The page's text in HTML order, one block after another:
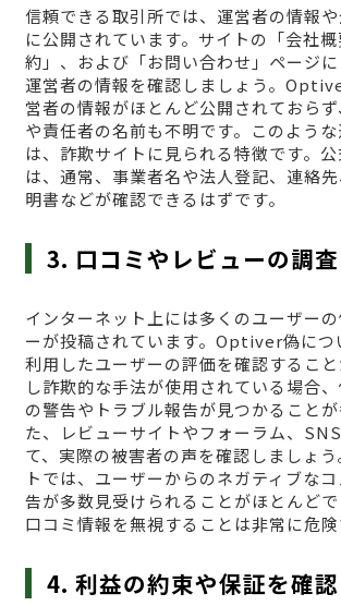
信頼できる取引所では、運営者の情報
に公開されています。サイトの「会社
約」、および「お問い合わせ」ページに
運営者の情報を確認しましょう。
営者の情報がほとんど公開されておら
や責任者の名前も不明です。このよう
は、詐欺サイトに見られる特徴です。
は、通常、事業者名や法人登記、連絡
明書などが確認できるはずです。
3. 口コミやレビューの調査
インターネット上には多くのユーザー
ーが投稿されています。Optiver偽につ
利用したユーザーの評価を確認するこ
し詐欺的な手法が使用されている場合
の警告やトラブル報告が見つかること
た、レビューサイトやフォーラム、
て、実際の被害者の声を確認しましょ
トでは、ユーザーからのネガティブな
告が多数見受けられることがほとんど
口コミ情報を無視することは非常に危険
4. 利益の約束や保証を確